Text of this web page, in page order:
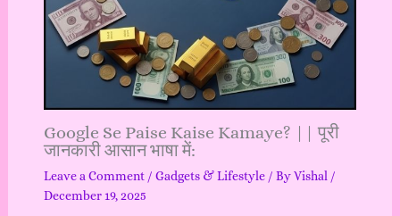
Google Se Paise Kaise Kamaye? || पूरी
जानकारी आसान भाषा में:
Leave a Comment / Gadgets & Lifestyle/ ByVishal /
December 19, 2025